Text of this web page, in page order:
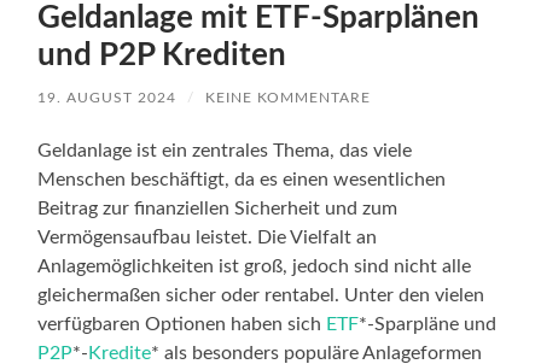
Geldanlage mit ETF-Sparplänen
und P2P Krediten
19. AUGUST 2024 / KEINE KOMMENTARE
Geldanlage ist ein zentrales Thema, das viele
Menschen beschäftigt, da es einen wesentlichen
Beitrag zur finanziellen Sicherheit und zum
Vermögensaufbau leistet. Die Vielfalt an
Anlagemöglichkeiten ist groß, jedoch sind nicht alle
gleichermaßen sicher oder rentabel. Unter den vielen
verfügbaren Optionen haben sich ETF*-Sparpläne und
P2P*- Kredite* als besonders populäre Anlageformen